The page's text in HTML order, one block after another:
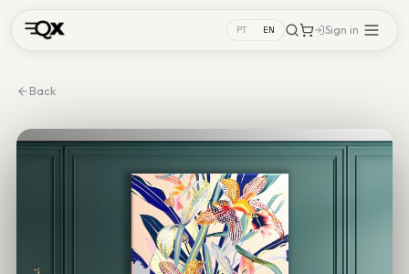
PT EN Sign in
Back